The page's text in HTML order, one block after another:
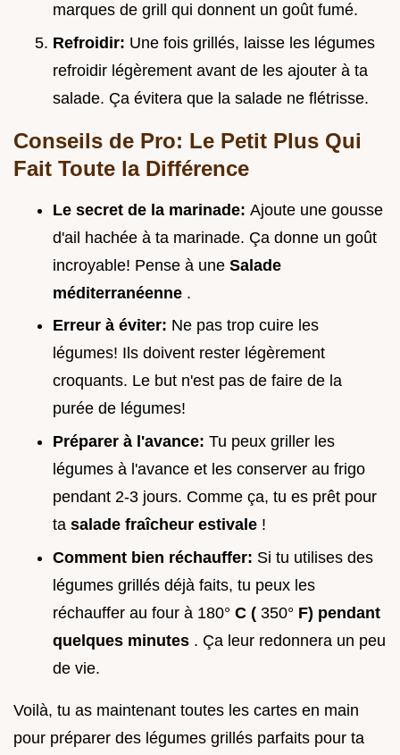
marques de grill qui donnent un goût fumé.
Refroidir: Une fois grillés, laisse les légumes
refroidir légèrement avant de les ajouter à ta
salade. Ça évitera que la salade ne flétrisse.
Conseils de Pro: Le Petit Plus Qui
Fait Toute la Différence
Le secret de la marinade: Ajoute une gousse
d'ail hachée à ta marinade. Ça donne un goût
incroyable! Pense à une Salade
méditerranéenne .
Erreur à éviter: Ne pas trop cuire les
légumes! Ils doivent rester légèrement
croquants. Le but n'est pas de faire de la
purée de légumes!
Préparer à l'avance: Tu peux griller les
légumes à l'avance et les conserver au frigo
pendant 2-3 jours. Comme ça, tu es prêt pour
ta salade fraîcheur estivale !
Comment bien réchauffer: Si tu utilises des
légumes grillés déjà faits, tu peux les
réchauffer au four à 180° C ( 350° F) pendant
quelques minutes . Ça leur redonnera un peu
de vie.
Voilà, tu as maintenant toutes les cartes en main
pour préparer des légumes grillés parfaits pour ta